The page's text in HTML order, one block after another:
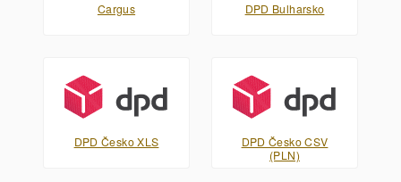
Cargus DPD Bulharsko
DPD Česko XLS
DPD Česko CSV
(PLN)